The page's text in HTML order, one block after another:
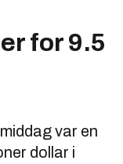
for 9.5
var en
dollar i